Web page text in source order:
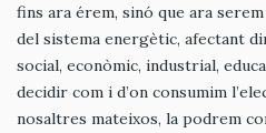
fins ara érem, sinó que ara
del sistema energètic, afectant
social, econòmic, industrial,
decidir com i d’on consumim
nosaltres mateixos, la podrem